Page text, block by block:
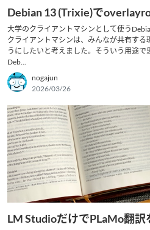
Debian 13 (Trixie)で
大学のクライアントマシンとして使う
クライアントマシンは、みんなが共有す
うにしたいと考えました。そういう用途で
Deb...
nogajun
2026/03/26
LM StudioだけでPLaMo翻訳